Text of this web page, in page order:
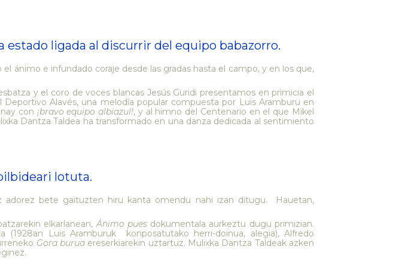
estado ligada al discurrir del equipo babazorro.
ánimo e infundado coraje desde las gradas hasta el campo, y en los que,
y el coro de voces blancas Jesús Guridi presentamos en primicia el
Alavés, una melodía popular compuesta por Luis Aramburu en
con ¡bravo equipo albiazul!, y al himno del Centenario en el que Mikel
Dantza Taldea ha transformado en una danza dedicada al sentimiento
lotuta.
adorez bete gaituzten hiru kanta omendu nahi izan ditugu. Hauetan,
elkarlanean,Ánimo puesdokumentala aurkeztu dugu primizian.
Luis Aramburuk konposatutako herri-doinua, alegia), Alfredo
Gora buruaereserkiarekin uztartuz. Mulixka Dantza Taldeak azken